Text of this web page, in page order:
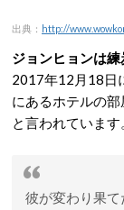
出典： http://
ジョンヒョンは
2017年12月18日
にあるホテルの
と言われています
彼が変わり果て